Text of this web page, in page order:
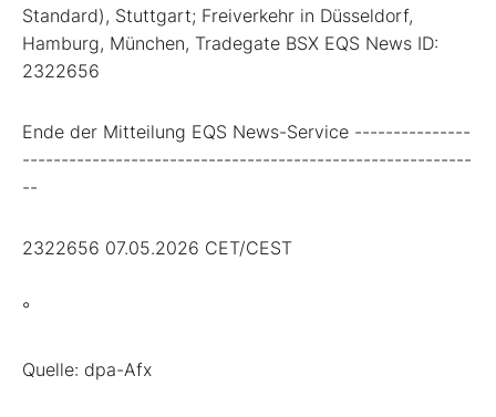
Standard), Stuttgart; Freiverkehr in Düsseldorf,
Hamburg, München, Tradegate BSX EQS News ID:
2322656
Ende der Mitteilung EQS News-Service ---------------
----------------------------------------------------------
--
2322656 07.05.2026 CET/CEST
°
Quelle: dpa-Afx